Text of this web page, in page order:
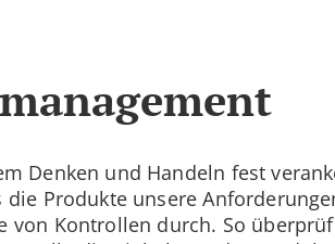
Denken und Handeln fest
die Produkte unsere
von Kontrollen durch. So